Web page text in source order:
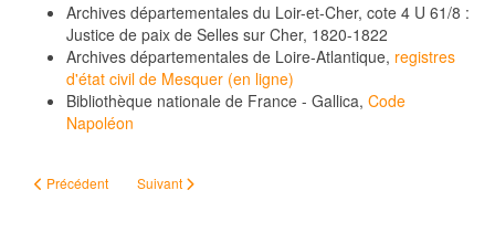
Archives départementales du Loir-et-Cher, cote 4 U 61/8 :
Justice de paix de Selles sur Cher, 1820-1822
Archives départementales de Loire-Atlantique, registres
d'état civil de Mesquer (en ligne)
Bibliothèque nationale de France - Gallica, Code
Napoléon
Article précédent : Interné à l'asile de Lesvellec
Précédent Article suivant : Rupture d'anévrisme
Suivant